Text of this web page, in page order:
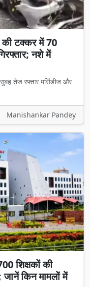
की टक्कर में 70
नशे में
तेज रफ्तार मर्सिडीज और
Manishankar Pandey
शिक्षकों की
किन मामलों में